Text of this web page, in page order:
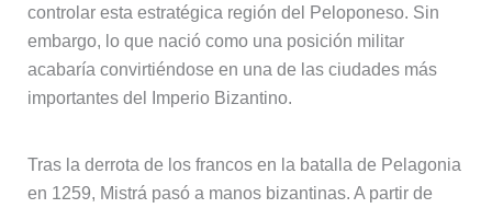
controlar esta estratégica región del Peloponeso. Sin
embargo, lo que nació como una posición militar
acabaría convirtiéndose en una de las ciudades más
importantes del Imperio Bizantino.
Tras la derrota de los francos en la batalla de Pelagonia
en 1259, Mistrá pasó a manos bizantinas. A partir de